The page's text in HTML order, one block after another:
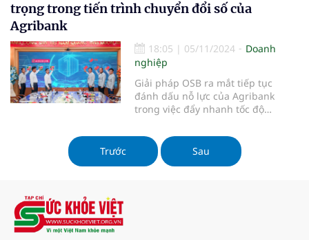
trọng trong tiến trình chuyển đổi số của
Agribank
18:05 | 05/11/2024
Doanh
nghiệp
Giải pháp OSB ra mắt tiếp tục
đánh dấu nỗ lực của Agribank
trong việc đẩy nhanh tốc độ
hàng, đồng thời khẳng định sự
hợp tác tin cậy...
Trước Sau